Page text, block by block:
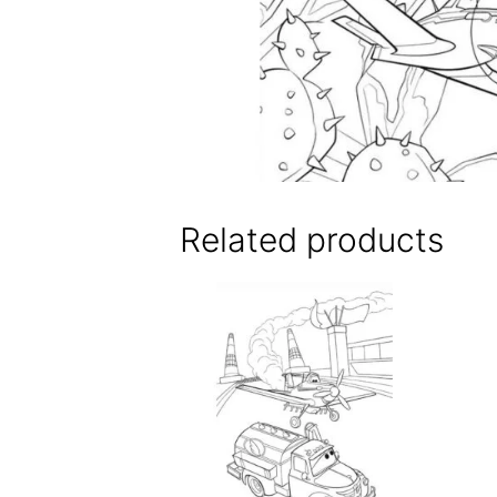
Related products